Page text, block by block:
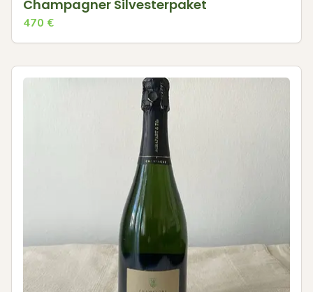
Champagner Silvesterpaket
470 €